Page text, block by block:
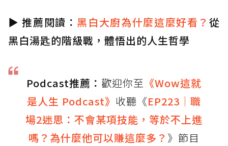
▶️ 推薦閱讀： 黑白大廚為什麼這麼好看？從
黑白湯匙的階級戰，體悟出的人生哲學
Podcast推薦： 歡迎你至 《Wow這就
是人生 Podcast》 收聽《EP223｜職
場2迷思：不會某項技能，等於不上進
嗎？為什麼他可以賺這麼多？ 》節目